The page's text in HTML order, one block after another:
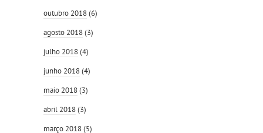
outubro 2018(6)
agosto 2018(3)
julho 2018(4)
junho 2018(4)
maio 2018(3)
abril 2018(3)
março 2018(5)